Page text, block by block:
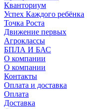
Кванториум
Успех Каждого ребёнка
Точка Роста
Движение первых
Агроклассы
БПЛА И БАС
О компании
О компании
Контакты
Оплата и доставка
Оплата
Доставка